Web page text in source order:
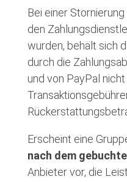
Bei einer
den
wurden, behält sich
durch die
und von PayPal
Erscheint eine
nach dem
Anbieter vor, die